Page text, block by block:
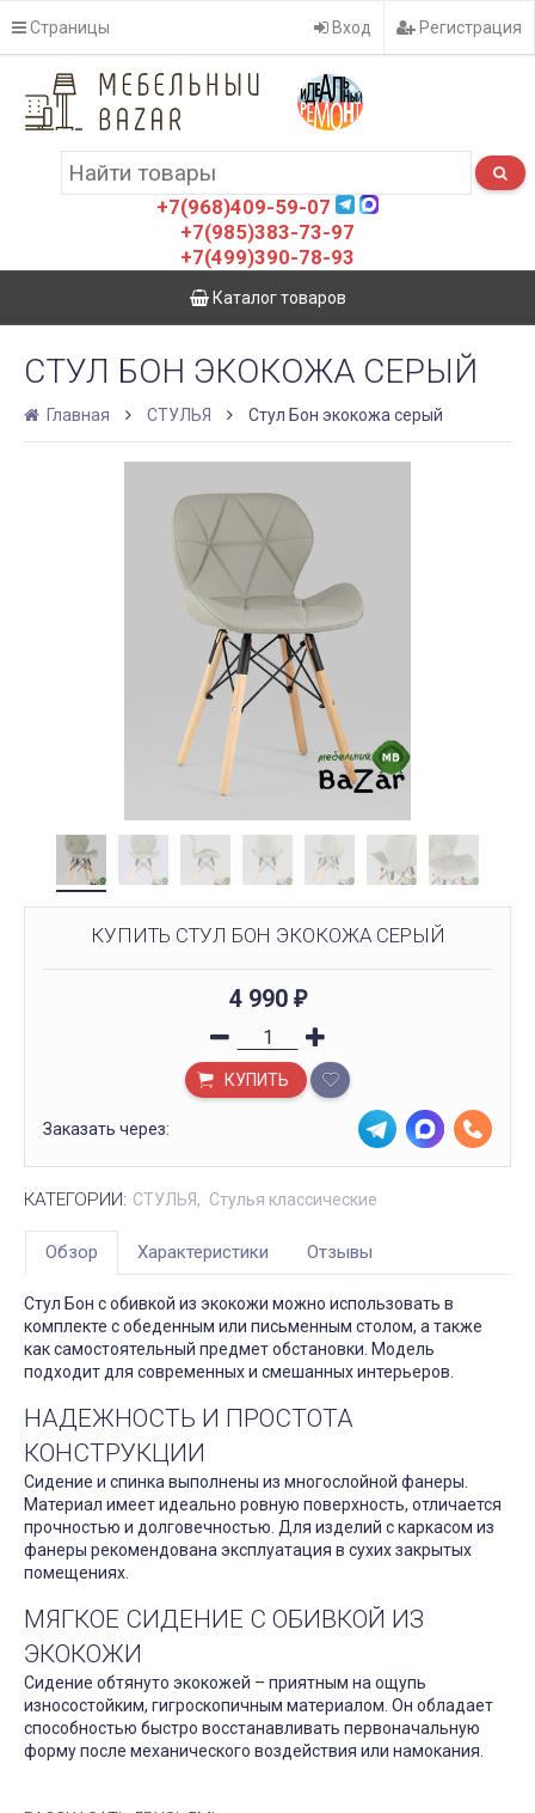
Страницы Вход Регистрация
+7(968)409-59-07
+7(985)383-73-97
+7(499)390-78-93
Каталог товаров
СТУЛ БОН ЭКОКОЖА СЕРЫЙ
Главная СТУЛЬЯ Стул Бон экокожа серый
КУПИТЬ СТУЛ БОН ЭКОКОЖА СЕРЫЙ
4 990 ₽
КУПИТЬ
Заказать через:
КАТЕГОРИИ: СТУЛЬЯ Стулья классические
Обзор Характеристики Отзывы
Стул Бон с обивкой из экокожи можно использовать в
комплекте с обеденным или письменным столом, а также
как самостоятельный предмет обстановки. Модель
подходит для современных и смешанных интерьеров.
НАДЕЖНОСТЬ И ПРОСТОТА
КОНСТРУКЦИИ
Сидение и спинка выполнены из многослойной фанеры.
Материал имеет идеально ровную поверхность, отличается
прочностью и долговечностью. Для изделий с каркасом из
фанеры рекомендована эксплуатация в сухих закрытых
помещениях.
МЯГКОЕ СИДЕНИЕ С ОБИВКОЙ ИЗ
ЭКОКОЖИ
Сидение обтянуто экокожей – приятным на ощупь
износостойким, гигроскопичным материалом. Он обладает
способностью быстро восстанавливать первоначальную
форму после механического воздействия или намокания.